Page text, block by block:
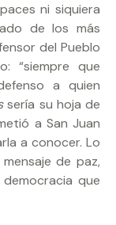
ni siquiera
de los más
del Pueblo
“siempre que
a quien
sería su hoja de
a San Juan
a conocer. Lo
de paz,
que